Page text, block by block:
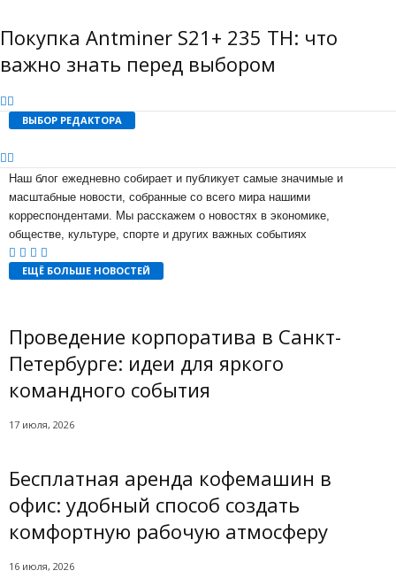
Покупка Antminer S21+ 235 TH: что
важно знать перед выбором
ВЫБОР РЕДАКТОРА
Наш блог ежедневно собирает и публикует самые значимые и
масштабные новости, собранные со всего мира нашими
корреспондентами. Мы расскажем о новостях в экономике,
обществе, культуре, спорте и других важных событиях
ЕЩЁ БОЛЬШЕ НОВОСТЕЙ
Проведение корпоратива в Санкт-
Петербурге: идеи для яркого
командного события
17 июля, 2026
Бесплатная аренда кофемашин в
офис: удобный способ создать
комфортную рабочую атмосферу
16 июля, 2026